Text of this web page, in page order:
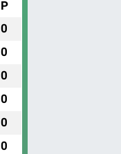
P
0
0
0
0
0
0